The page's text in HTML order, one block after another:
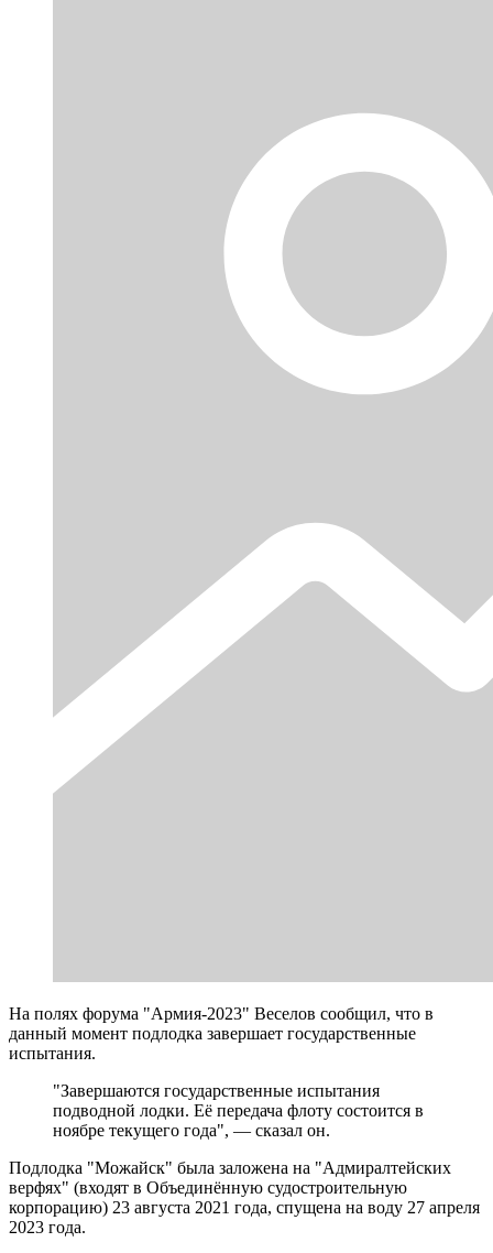
На полях форума "Армия-2023" Веселов сообщил, что в
данный момент подлодка завершает государственные
испытания.
"Завершаются государственные испытания
подводной лодки. Её передача флоту состоится в
ноябре текущего года", — сказал он.
Подлодка "Можайск" была заложена на "Адмиралтейских
верфях" (входят в Объединённую судостроительную
корпорацию) 23 августа 2021 года, спущена на воду 27 апреля
2023 года.